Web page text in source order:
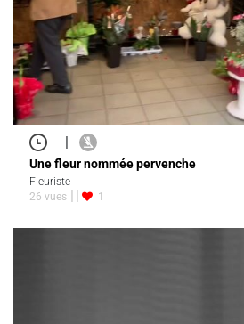
|
Une fleur nommée pervenche
Fleuriste
26 vues
1